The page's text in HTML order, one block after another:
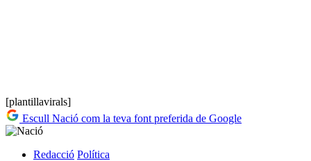
[plantillavirals]
Escull Nació com la teva font preferida de Google
Redacció Política